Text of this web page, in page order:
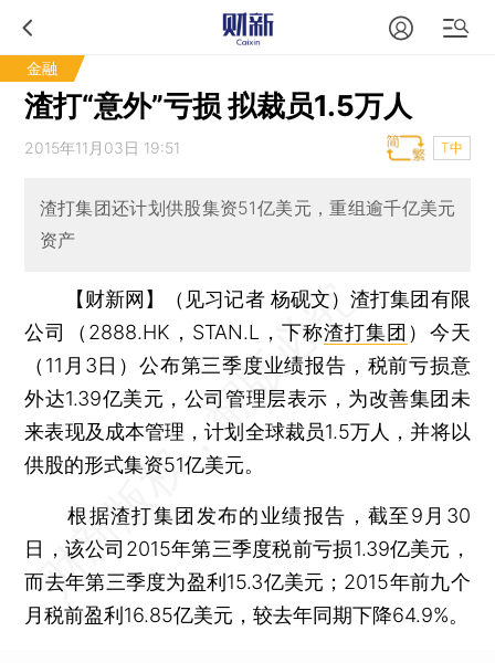
金融
渣打“意外”亏损 拟裁员1.5万人
2015年11月03日 19:51 T中
渣打集团还计划供股集资51亿美元，重组逾千亿美元
资产
【财新网】（见习记者 杨砚文）渣打集团有限
公司（2888.HK，STAN.L，下称渣打集团 ）今天
（11月3日）公布第三季度业绩报告，税前亏损意
外达1.39亿美元，公司管理层表示，为改善集团未
来表现及成本管理，计划全球裁员1.5万人，并将以
供股的形式集资51亿美元。
根据渣打集团发布的业绩报告，截至9月30
日，该公司2015年第三季度税前亏损1.39亿美元，
而去年第三季度为盈利15.3亿美元；2015年前九个
月税前盈利16.85亿美元，较去年同期下降64.9%。